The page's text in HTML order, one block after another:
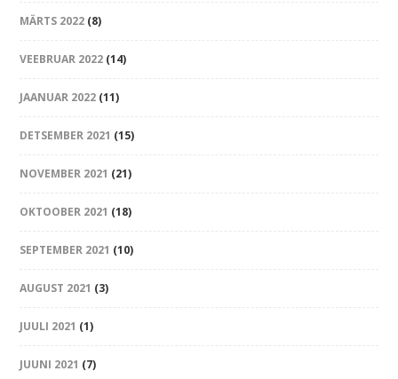
MÄRTS 2022 (8)
VEEBRUAR 2022 (14)
JAANUAR 2022 (11)
DETSEMBER 2021 (15)
NOVEMBER 2021 (21)
OKTOOBER 2021 (18)
SEPTEMBER 2021 (10)
AUGUST 2021 (3)
JUULI 2021 (1)
JUUNI 2021 (7)